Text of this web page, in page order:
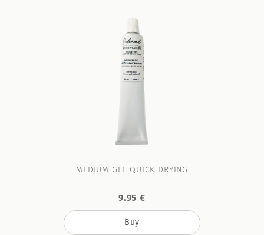
MEDIUM GEL QUICK DRYING
9.95 €
Buy